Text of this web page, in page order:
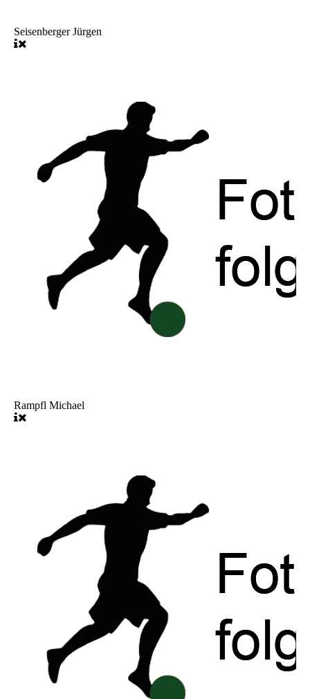
Seisenberger Jürgen
Rampfl Michael